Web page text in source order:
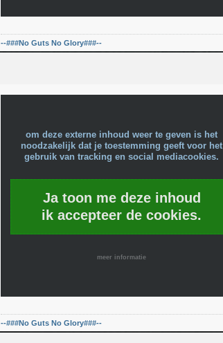
--###No Guts No Glory###--
om deze externe inhoud weer te geven is het
noodzakelijk dat je toestemming geeft voor het
gebruik van tracking en social mediacookies.
Ja toon me deze inhoud
ik accepteer de cookies.
meer informatie
--###No Guts No Glory###--